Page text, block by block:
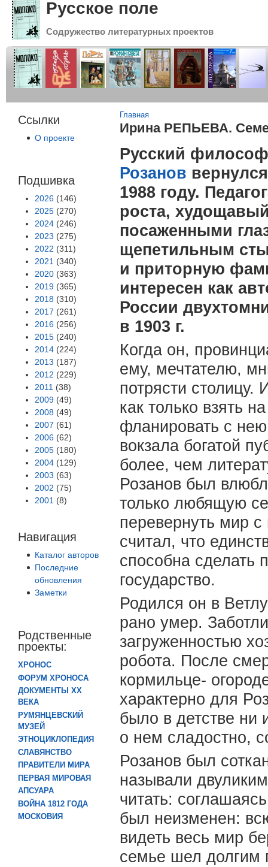
Русское поле
Содружество литературных проектов
Ссылки
О проекте
Подшивка
2026 (146)
2025 (270)
2024 (246)
2023 (275)
2022 (311)
2021 (340)
2020 (363)
2019 (365)
2018 (310)
2017 (261)
2016 (256)
2015 (240)
2014 (224)
2013 (187)
2012 (229)
2011 (38)
2009 (49)
2008 (49)
2007 (61)
2006 (62)
2005 (180)
2004 (129)
2003 (63)
2002 (75)
2001 (8)
Навигация
Каталог авторов
Последние
обновления
Заметки
Родственные
проекты:
ХРОНОС
ФОРУМ ХРОНОСА
ДОКУМЕНТЫ XX
ВЕКА
РУМЯНЦЕВСКИЙ
МУЗЕЙ
ЭТНОЦИКЛОПЕДИЯ
СЛАВЯНСТВО
ПРАВИТЕЛИ МИРА
ПЕРВАЯ МИРОВАЯ
АПСУАРА
ВОЙНА 1812 ГОДА
МОСКОВИЯ
Вы здесь
Главная
Ирина РЕПЬЕВА.
Русский
Розанов
1988 году.
роста,
посаженными
щепетильным
и приторную
интересен как
России
в 1903 г.
Когда он,
ему, мечтателю,
потрясти столицу.
как только взять
фланировать с
вокзала богатой
более, чем
Розанов был
только любящую
перевернуть мир
считал, что
способна
государство.
Родился он в
рано умер.
загруженностью
робота. После
кормильце-
характерно для
было в детстве ни
о нем сладостно,
Розанов был
называли
читать:
был неизменен:
видеть весь мир
семье шел долгим